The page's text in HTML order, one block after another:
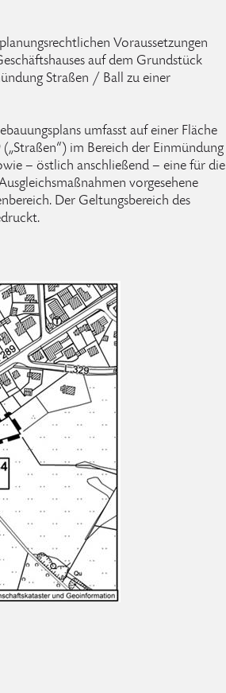
Voraussetzungen
auf dem Grundstück
Straßen / Ball zu einer
umfasst auf einer Fläche
im Bereich der Einmündung
– östlich anschließend – eine für die
vorgesehene
Der Geltungsbereich des